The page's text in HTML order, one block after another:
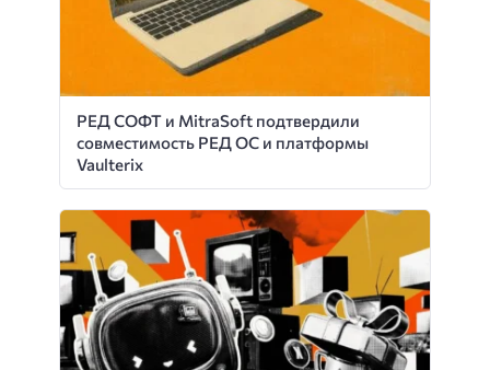
РЕД СОФТ и MitraSoft подтвердили
совместимость РЕД ОС и платформы
Vaulterix